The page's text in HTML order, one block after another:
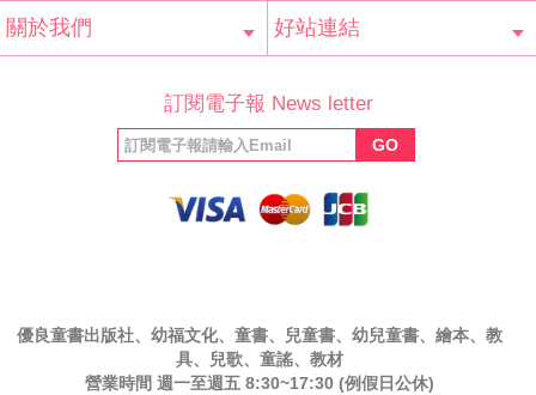
會員辨法
客服信箱
隱私條款
網站導覽 常見問題
購物說明
訂單查詢
關於我們 好站連結
福利協會
絲專頁
訂閱電子報 News letter
GO
優良童書出版社、幼福文化、童書、兒童書、幼兒童書、繪本、教
具、兒歌、童謠、教材
營業時間 週一至週五 8:30~17:30 (例假日公休)